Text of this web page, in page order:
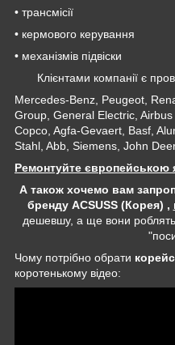
• трансмісії
• кермового керування
• механізмів підвіски
Клієнтами компанії є
Mercedes-Benz, Peugeot,
Group, General Electric,
Copco, Agfa-Gevaert, Basf,
Stahl, Abb, Siemens, John
Ремонтуйте європейською
А також хочемо вам
бренду ACSUSS (Корея) ,
дешевшу, а ще вони
Чому потрібно обрати
коротенькому відео: